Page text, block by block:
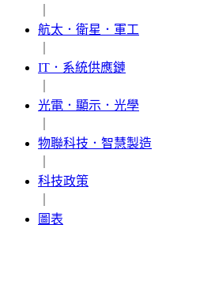
航太．衛星．軍工
IT．系統供應鏈
光電．顯示．光學
物聯科技．智慧製造
科技政策
圖表